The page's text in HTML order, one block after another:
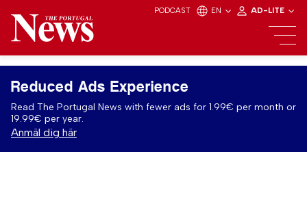
PODCAST EN AD-LITE
Reduced Ads Experience
Read The Portugal News with fewer ads for 1.99€ per month or
19.99€ per year.
Anmäl dig här